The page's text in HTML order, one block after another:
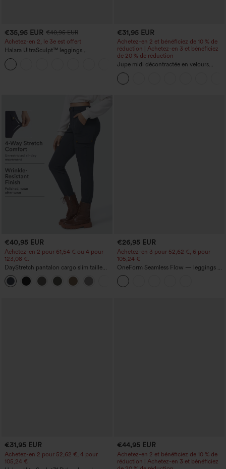
€35,95 EUR €40,95 EUR
Achetez-en 2, le 3e est offert
Halara UltraSculpt™ leggings
d'entraînement taille haute — fronces
liftantes pour le fessier, maintien gainant
du ventre et poche
+12
€31,95 EUR
Achetez-en 2 et bénéficiez de 10 % de
réduction | Achetez-en 3 et bénéficiez
de 20 % de réduction
Jupe midi décontractée en velours
côtelé, taille mi-haute, poches avant
latérales à rabat
€40,95 EUR
Achetez-en 2 pour 61,54 € ou 4 pour
123,08 €.
DayStretch pantalon cargo slim taille
haute, poches zippées, uni
€26,95 EUR
Achetez-en 3 pour 52,62 €, 6 pour
105,24 €
OneForm Seamless Flow — leggings de
yoga sans coutures, taille mi-haute, effet
gainant pour le ventre et liftant pour les
fesses
€31,95 EUR
Achetez-en 2 pour 52,62 €, 4 pour
105,24 €
€44,95 EUR
Achetez-en 2 et bénéficiez de 10 % de
réduction | Achetez-en 3 et bénéficiez